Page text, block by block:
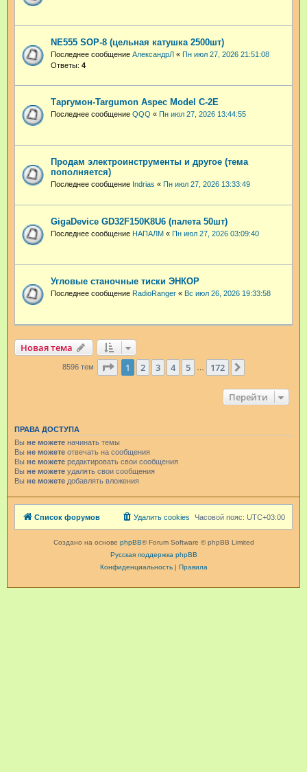
NE555 SOP-8 (цельная катушка 2500шт)
Последнее сообщение АлександрЛ « Пн июл 27, 2026 21:51:08
Ответы: 4
Таргумон-Targumon Aspec Model C-2E
Последнее сообщение QQQ « Пн июл 27, 2026 13:44:55
Продам электроинструменты и другое (тема
пополняется)
Последнее сообщение Indrias « Пн июл 27, 2026 13:33:49
GigaDevice GD32F150K8U6 (палета 50шт)
Последнее сообщение НАПАЛМ « Пн июл 27, 2026 03:09:40
Угловые станочные тиски ЭНКОР
Последнее сообщение RadioRanger « Вс июл 26, 2026 19:33:58
Новая тема
8596 тем Страница из 172
1 2 3 4 5 … 172
Перейти
ПРАВА ДОСТУПА
Вы не можете начинать темы
Вы не можете отвечать на сообщения
Вы не можете редактировать свои сообщения
Вы не можете удалять свои сообщения
Вы не можете добавлять вложения
Список форумов Часовой пояс: UTC+03:00
Удалить cookies
Создано на основе phpBB® Forum Software © phpBB Limited
Русская поддержка phpBB
Конфиденциальность| Правила